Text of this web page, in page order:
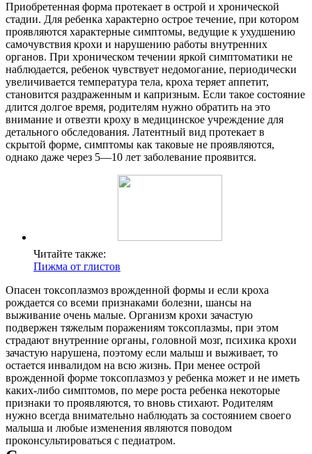
Приобретенная форма протекает в острой и хронической
стадии. Для ребенка характерно острое течение, при котором
проявляются характерные симптомы, ведущие к ухудшению
самочувствия крохи и нарушению работы внутренних
органов. При хроническом течении яркой симптоматики не
наблюдается, ребенок чувствует недомогание, периодически
увеличивается температура тела, кроха теряет аппетит,
становится раздраженным и капризным. Если такое состояние
длится долгое время, родителям нужно обратить на это
внимание и отвезти кроху в медицинское учреждение для
детального обследования. Латентный вид протекает в
скрытой форме, симптомы как таковые не проявляются,
однако даже через 5—10 лет заболевание проявится.
Читайте также:
Пижма от глистов
Опасен токсоплазмоз врожденной формы и если кроха
рождается со всеми признаками болезни, шансы на
выживание очень малые. Организм крохи зачастую
подвержен тяжелым поражениям токсоплазмы, при этом
страдают внутренние органы, головной мозг, психика крохи
зачастую нарушена, поэтому если малыш и выживает, то
остается инвалидом на всю жизнь. При менее острой
врожденной форме токсоплазмоз у ребенка может и не иметь
каких-либо симптомов, по мере роста ребенка некоторые
признаки то проявляются, то вновь стихают. Родителям
нужно всегда внимательно наблюдать за состоянием своего
малыша и любые изменения являются поводом
проконсультироваться с педиатром.